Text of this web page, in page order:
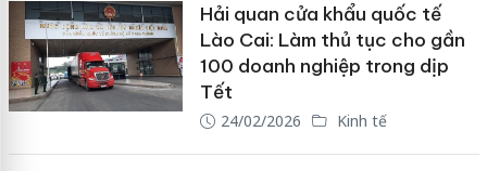
Hải quan cửa khẩu quốc tế
Lào Cai: Làm thủ tục cho gần
100 doanh nghiệp trong dịp
Tết
24/02/2026 Kinh tế